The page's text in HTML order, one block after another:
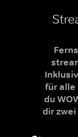
für alle
du
dir